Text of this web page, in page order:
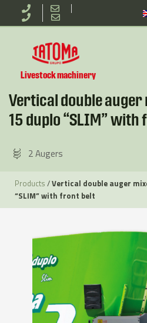
content
Livestock machinery
Vertical double auger
15 duplo “SLIM”
2 Augers
Products /Vertical double auger
“SLIM” with front belt